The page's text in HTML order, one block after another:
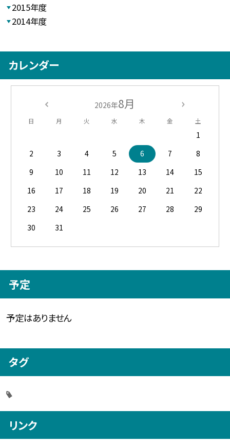
2015年度
2014年度
カレンダー
2026年8月
日 月 火 水 木 金 土
1
2
3 4 5 6 7
8
9
10 11 12 13 14
15
16
17 18 19 20 21
22
23
24 25 26 27 28
29
30
31
予定
予定はありません
タグ
リンク